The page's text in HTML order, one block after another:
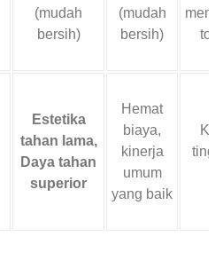
(mudah
bersih)
(mudah
bersih)
Estetika
tahan lama,
Daya tahan
superior
Hemat
biaya,
kinerja
umum
yang baik